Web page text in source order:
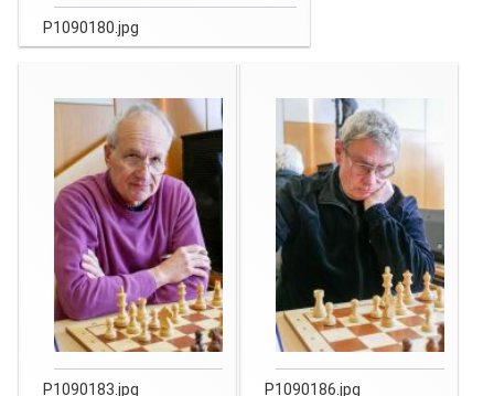
P1090180.jpg
P1090183.jpg P1090186.jpg